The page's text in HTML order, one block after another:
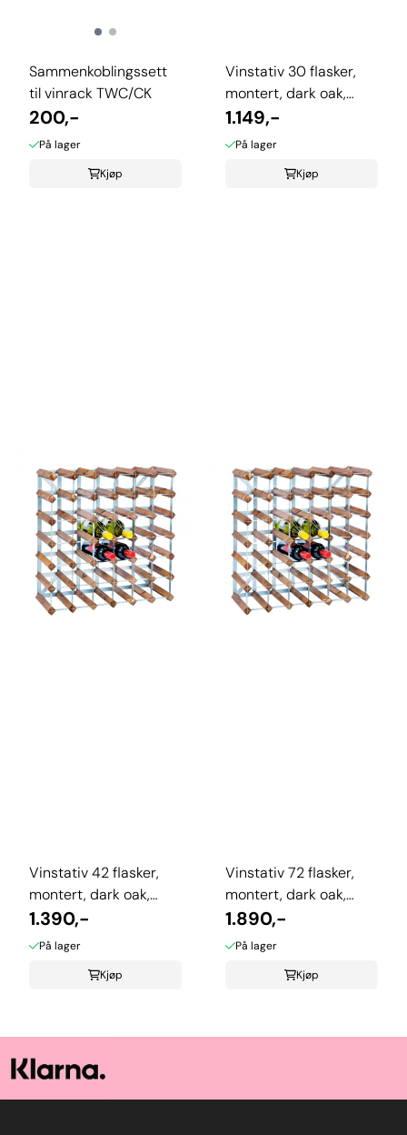
Sammenkoblingssett
til vinrack TWC/CK
200,-
På lager
Kjøp
Vinstativ 30 flasker,
montert, dark oak,
TWC/30ARDO
1.149,-
På lager
Kjøp
Vinstativ 42 flasker,
montert, dark oak,
TWC/42ARDO
1.390,-
På lager
Kjøp
Vinstativ 72 flasker,
montert, dark oak,
TWC/72ARDO
1.890,-
På lager
Kjøp